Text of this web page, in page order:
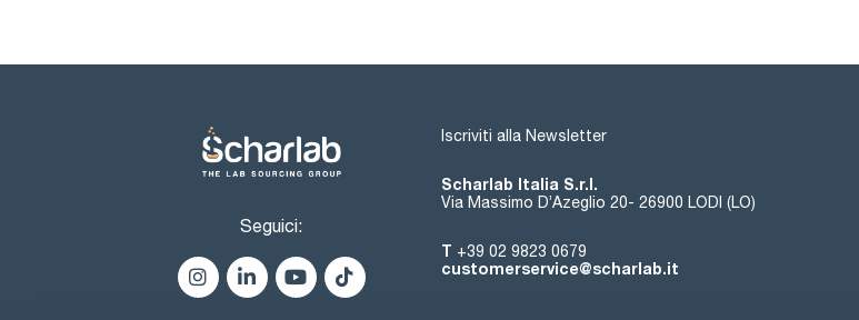
Seguici:
Iscriviti alla Newsletter
Scharlab Italia S.r.l.
Via Massimo D’Azeglio 20- 26900 LODI (LO)
T +39 02 9823 0679
customerservice@scharlab.it